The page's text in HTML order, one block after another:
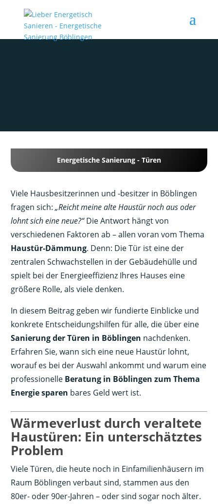
Energetische Sanierung - Türen
Viele Hausbesitzerinnen und -besitzer in Böblingen
fragen sich:„Reicht meine alte Haustür noch aus oder
lohnt sich eine neue?“Die Antwort hängt von
verschiedenen Faktoren ab – allen voran vom Thema
Haustür-Dämmung. Denn: Die Tür ist eine der
zentralen Schwachstellen in der Gebäudehülle und
spielt bei der Energieeffizienz Ihres Hauses eine
größere Rolle, als viele denken.
In diesem Beitrag geben wir fundierte Einblicke und
konkrete Entscheidungshilfen für alle, die über eine
Sanierung der Türen in Böblingen nachdenken.
Erfahren Sie, wann sich eine neue Haustür lohnt,
worauf es bei der Auswahl ankommt und warum eine
professionelle Beratung in Böblingen zum Thema
Energie sparen bares Geld wert ist.
Wärmeverlust durch veraltete
Haustüren: Ein unterschätztes
Problem
Viele Türen, die heute noch in Einfamilienhäusern im
Raum Böblingen verbaut sind, stammen aus den
80er- oder 90er-Jahren – oder sind sogar noch älter.